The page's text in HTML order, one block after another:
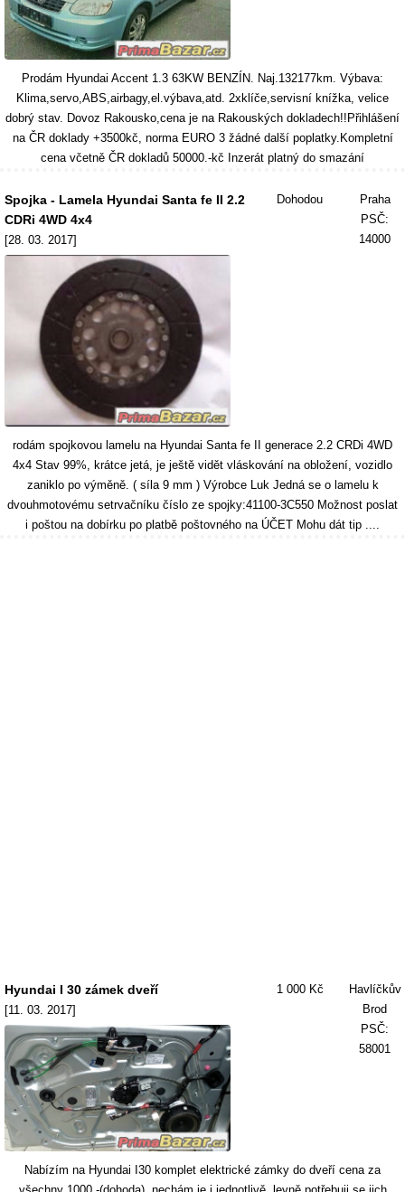
Prodám Hyundai Accent 1.3 63KW BENZÍN. Naj.132177km. Výbava:
Klima,servo,ABS,airbagy,el.výbava,atd. 2xklíče,servisní knížka, velice
dobrý stav. Dovoz Rakousko,cena je na Rakouských dokladech!!Přihlášení
na ČR doklady +3500kč, norma EURO 3 žádné další poplatky.Kompletní
cena včetně ČR dokladů 50000.-kč Inzerát platný do smazání
Spojka - Lamela Hyundai Santa fe II 2.2
CDRi 4WD 4x4
[28. 03. 2017]
Dohodou
Praha
PSČ:
14000
rodám spojkovou lamelu na Hyundai Santa fe II generace 2.2 CRDi 4WD
4x4 Stav 99%, krátce jetá, je ještě vidět vláskování na obložení, vozidlo
zaniklo po výměně. ( síla 9 mm ) Výrobce Luk Jedná se o lamelu k
dvouhmotovému setrvačníku číslo ze spojky:41100-3C550 Možnost poslat
i poštou na dobírku po platbě poštovného na ÚČET Mohu dát tip ....
Hyundai I 30 zámek dveří
[11. 03. 2017]
1 000 Kč
Havlíčkův
Brod
PSČ:
58001
Nabízím na Hyundai I30 komplet elektrické zámky do dveří cena za